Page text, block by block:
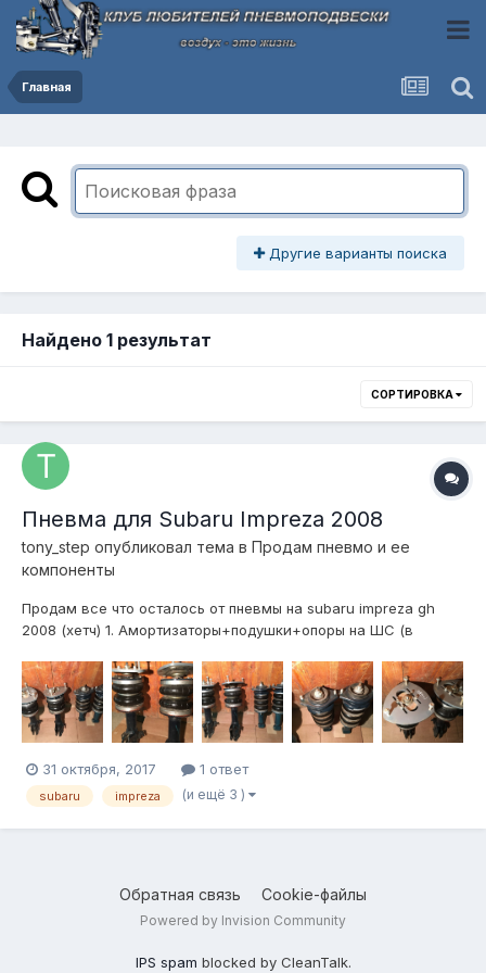
Главная
Другие варианты поиска
Найдено 1 результат
СОРТИРОВКА
Пневма для Subaru Impreza 2008
tony_step опубликовал тема в Продам пневмо и ее
компоненты
Продам все что осталось от пневмы на subaru impreza gh
2008 (хетч) 1. Амортизаторы+подушки+опоры на ШС (в
2. Пневмомагистрали (в подарок) 3. 8 кнопок в подстаканник
+ подиум (в подарок) На комплекте проехано 8500 км. 1
сезон...
31 октября, 2017 1 ответ
subaru impreza (и ещё 3 )
Обратная связь Cookie-файлы
Powered by Invision Community
IPS spam blocked by CleanTalk.